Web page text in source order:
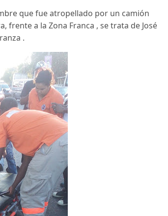
que fue atropellado por un camión
frente a la Zona Franca , se trata de José
.